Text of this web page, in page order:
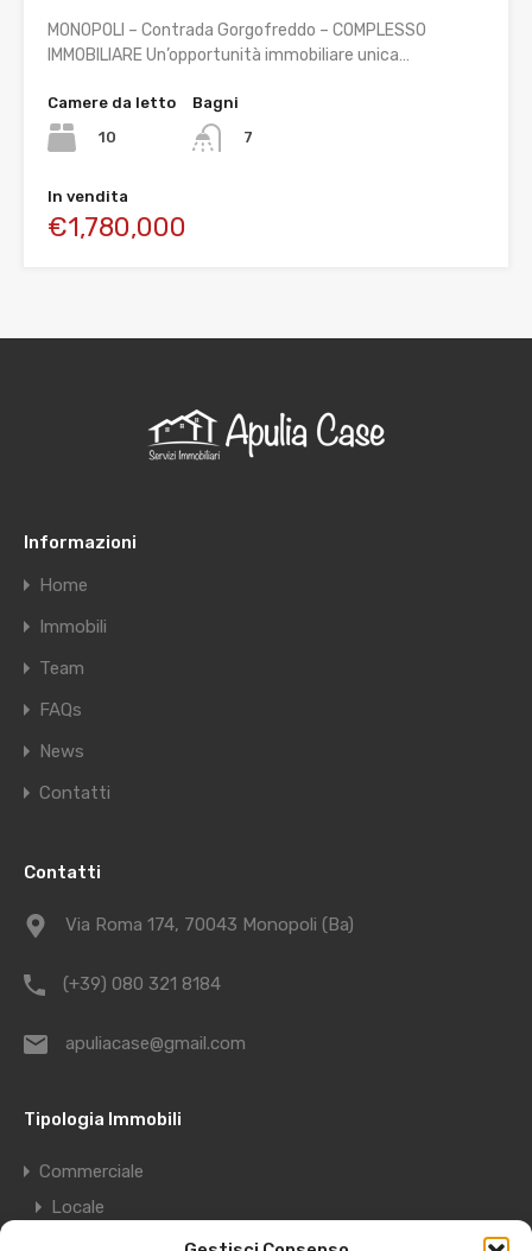
MONOPOLI – Contrada Gorgofreddo – COMPLESSO
IMMOBILIARE Un’opportunità immobiliare unica…
Camere da letto
10
Bagni
7
In vendita
€1,780,000
Informazioni
Home
Immobili
Team
FAQs
News
Contatti
Contatti
Via Roma 174, 70043 Monopoli (Ba)
(+39) 080 321 8184
apuliacase@gmail.com
Tipologia Immobili
Commerciale
Locale